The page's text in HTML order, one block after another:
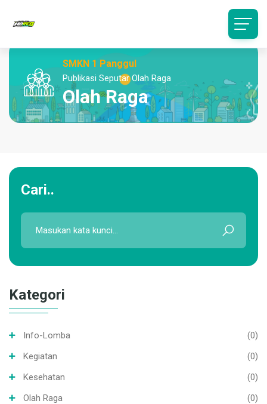
SMKN 1 Panggul
Publikasi Seputar Olah Raga
Olah Raga
Cari..
Kategori
Info-Lomba
(0)
Kegiatan
(0)
Kesehatan
(0)
Olah Raga
(0)